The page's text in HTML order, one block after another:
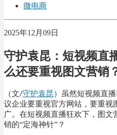
微电商
2025年12月09日
守护袁昆：短视频直
么还要重视图文营销
（文/守护袁昆）虽然短视频直
议企业要重视官方网站，要重视
广。在短视频直播狂欢下，图
销的“定海神针”？